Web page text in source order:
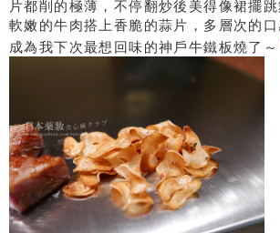
片都削的極薄，不停翻炒後美得像裙擺跳
軟嫩的牛肉搭上香脆的蒜片，多層次的
成為我下次最想回味的神戶牛鐵板燒了～